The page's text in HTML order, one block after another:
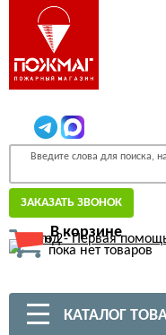
Введите слова для поиска,
ЗАКАЗАТЬ ЗВОНОК
В корзине
пока нет товаров
КАТАЛОГ